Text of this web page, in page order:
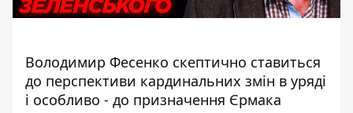
Володимир Фесенко скептично ставиться
до перспективи кардинальних змін в уряді
і особливо - до призначення Єрмака